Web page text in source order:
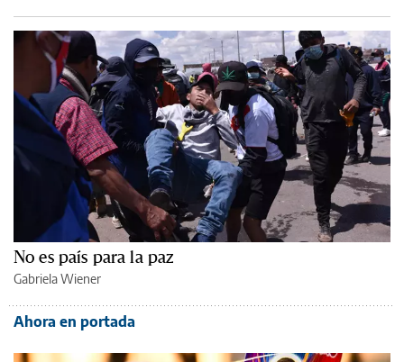
No es país para la paz
Gabriela Wiener
Ahora en portada